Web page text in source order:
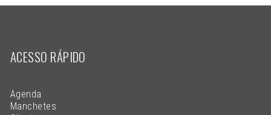
ACESSO RÁPIDO
Agenda
Manchetes